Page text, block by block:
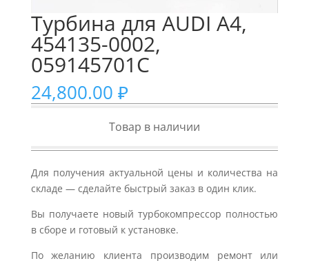
Турбина для AUDI A4,
454135-0002,
059145701C
24,800.00 ₽
Товар в наличии
Для получения актуальной цены и количества на
складе — сделайте быстрый заказ в один клик.
Вы получаете новый турбокомпрессор полностью
в сборе и готовый к установке.
По желанию клиента производим ремонт или